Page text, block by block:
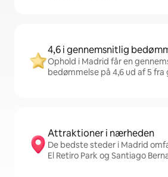
4,6 i gennemsnitlig
Ophold i Madrid får en
bedømmelse på 4,6 ud af 5
Attraktioner i nærheden
De bedste steder i Madrid
El Retiro Park og Santiago